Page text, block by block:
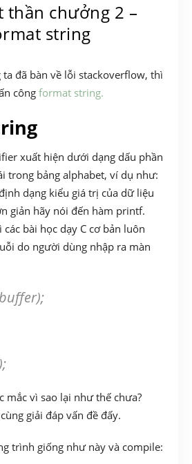
thần chưởng 2 –
string
ta đã bàn về lỗi stackoverflow, thì
công format string.
xuất hiện dưới dạng dấu phần
trong bảng alphabet, ví dụ như:
dạng kiểu giá trị của dữ liệu
giản hãy nói đến hàm printf.
bài học dạy C cơ bản luôn
do người dùng nhập ra màn
mắc vì sao lại như thế chưa?
giải đáp vấn đề đấy.
trình giống như này và compile: